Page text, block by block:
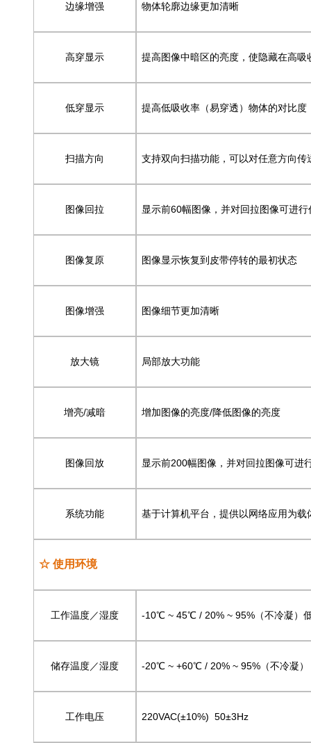
边缘增强 物体轮廓边缘更加清晰
高穿显示 提高图像中暗区的亮度，使隐藏在高
低穿显示 提高低吸收率（易穿透）物体的对比
扫描方向 支持双向扫描功能，可以对任意方向
图像回拉 显示前60幅图像，并对回拉图像可进
图像复原 图像显示恢复到皮带停转的最初状态
图像增强 图像细节更加清晰
放大镜 局部放大功能
增亮/减暗 增加图像的亮度/降低图像的亮度
图像回放 显示前200幅图像，并对回拉图像可进
系统功能 基于计算机平台，提供以网络应用为
☆ 使用环境
工作温度／湿度 -10℃ ~ 45℃ / 20% ~ 95%（不冷凝）
储存温度／湿度 -20℃ ~ +60℃ / 20% ~ 95%（不冷凝）
工作电压 220VAC(±10%) 50±3Hz